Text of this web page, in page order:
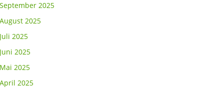
September 2025
August 2025
Juli 2025
Juni 2025
Mai 2025
April 2025